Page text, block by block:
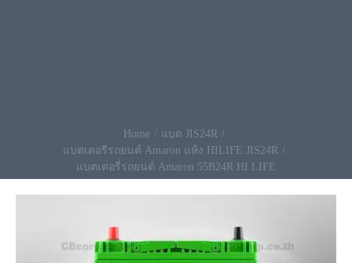
Home
แบต JIS24R
แบตเตอรี่รถยนต์ Amaron แห้ง HILIFE JIS24R
แบตเตอรี่รถยนต์ Amaron 55B24R HI LIFE